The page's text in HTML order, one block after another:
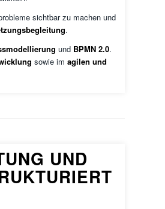
sichtbar zu machen und
.
und BPMN 2.0.
sowie im agilen und
UND